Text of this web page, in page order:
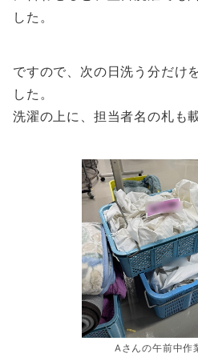
した。
ですので、次の日洗う分だけ
した。
洗濯の上に、担当者名の札も
Aさんの午前中作